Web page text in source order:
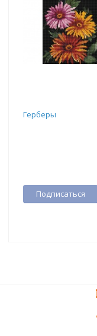
Герберы
Подписаться